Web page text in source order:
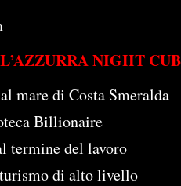
NIGHT
mare di Costa Smeralda
Billionaire
termine del lavoro
di alto livello